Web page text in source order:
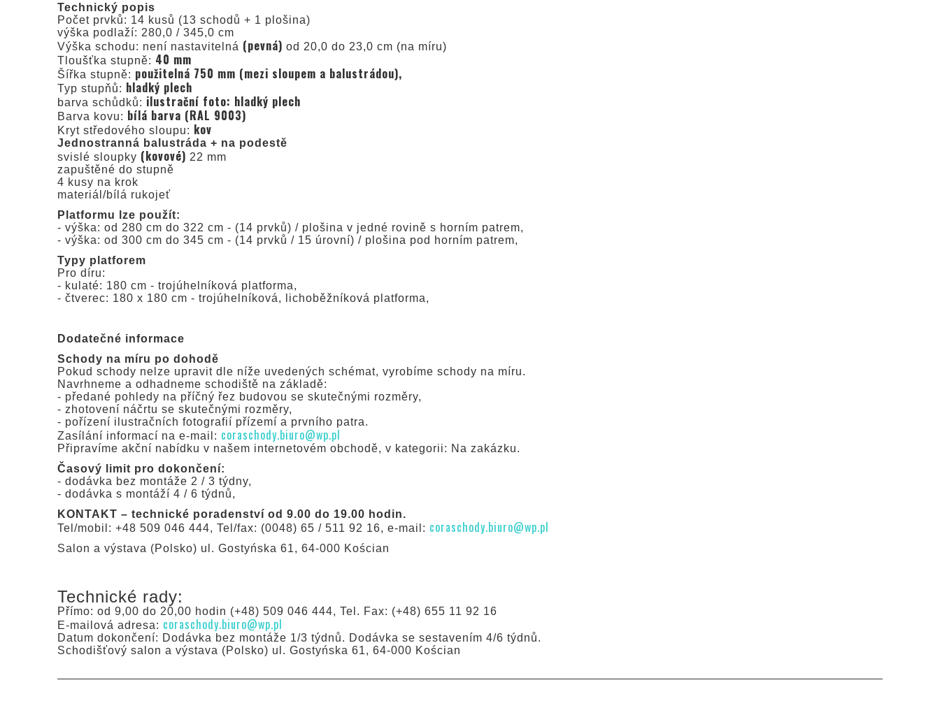
Technický popis
Počet prvků: 14 kusů (13 schodů + 1 plošina)
výška podlaží: 280,0 / 345,0 cm
Výška schodu: není nastavitelná (pevná) od 20,0 do 23,0 cm (na míru)
Tloušťka stupně: 40 mm
Šířka stupně: použitelná 750 mm (mezi sloupem a balustrádou),
Typ stupňů: hladký plech
barva schůdků: ilustrační foto: hladký plech
Barva kovu: bílá barva (RAL 9003)
Kryt středového sloupu: kov
Jednostranná balustráda + na podestě
svislé sloupky (kovové) 22 mm
zapuštěné do stupně
4 kusy na krok
materiál/bílá rukojeť
Platformu lze použít:
- výška: od 280 cm do 322 cm - (14 prvků) / plošina v jedné rovině s horním patrem,
- výška: od 300 cm do 345 cm - (14 prvků / 15 úrovní) / plošina pod horním patrem,
Typy platforem
Pro díru:
- kulaté: 180 cm - trojúhelníková platforma,
- čtverec: 180 x 180 cm - trojúhelníková, lichoběžníková platforma,
Dodatečné informace
Schody na míru po dohodě
Pokud schody nelze upravit dle níže uvedených schémat, vyrobíme schody na míru.
Navrhneme a odhadneme schodiště na základě:
- předané pohledy na příčný řez budovou se skutečnými rozměry,
- zhotovení náčrtu se skutečnými rozměry,
- pořízení ilustračních fotografií přízemí a prvního patra.
Zasílání informací na e-mail: coraschody.biuro@wp.pl
Připravíme akční nabídku v našem internetovém obchodě, v kategorii: Na zakázku.
Časový limit pro dokončení:
- dodávka bez montáže 2 / 3 týdny,
- dodávka s montáží 4 / 6 týdnů,
KONTAKT – technické poradenství od 9.00 do 19.00 hodin.
Tel/mobil: +48 509 046 444, Tel/fax: (0048) 65 / 511 92 16, e-mail: coraschody.biuro@wp.pl
Salon a výstava (Polsko) ul. Gostyńska 61, 64-000 Kościan
Technické rady:
Přímo: od 9,00 do 20,00 hodin (+48) 509 046 444, Tel. Fax: (+48) 655 11 92 16
E-mailová adresa: coraschody.biuro@wp.pl
Datum dokončení: Dodávka bez montáže 1/3 týdnů. Dodávka se sestavením 4/6 týdnů.
Schodišťový salon a výstava (Polsko) ul. Gostyńska 61, 64-000 Kościan